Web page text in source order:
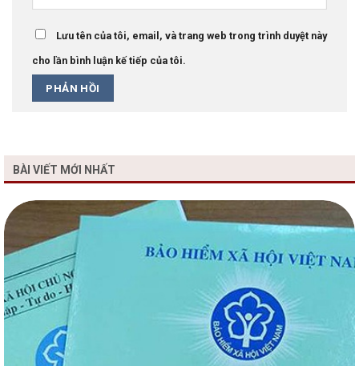
Lưu tên của tôi, email, và trang web trong trình duyệt này
cho lần bình luận kế tiếp của tôi.
BÀI VIẾT MỚI NHẤT